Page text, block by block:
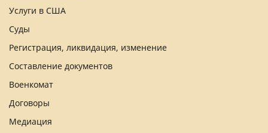
Услуги в США
Суды
Регистрация, ликвидация, изменение
Составление документов
Военкомат
Договоры
Медиация